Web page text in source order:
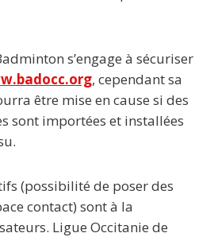
s’engage à sécuriser
, cependant sa
être mise en cause si des
sont importées et installées
(possibilité de poser des
contact) sont à la
Ligue Occitanie de